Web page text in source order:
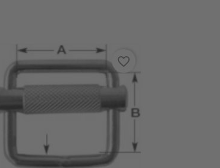
favorite_border